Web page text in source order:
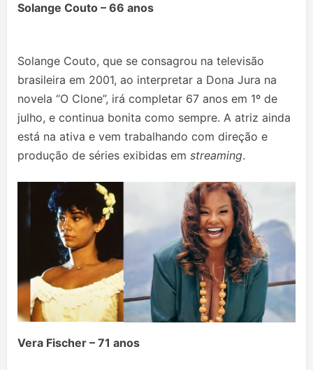
Solange Couto – 66 anos
Solange Couto, que se consagrou na televisão
brasileira em 2001, ao interpretar a Dona Jura na
novela “O Clone”, irá completar 67 anos em 1º de
julho, e continua bonita como sempre. A atriz ainda
está na ativa e vem trabalhando com direção e
produção de séries exibidas em streaming.
Vera Fischer – 71 anos